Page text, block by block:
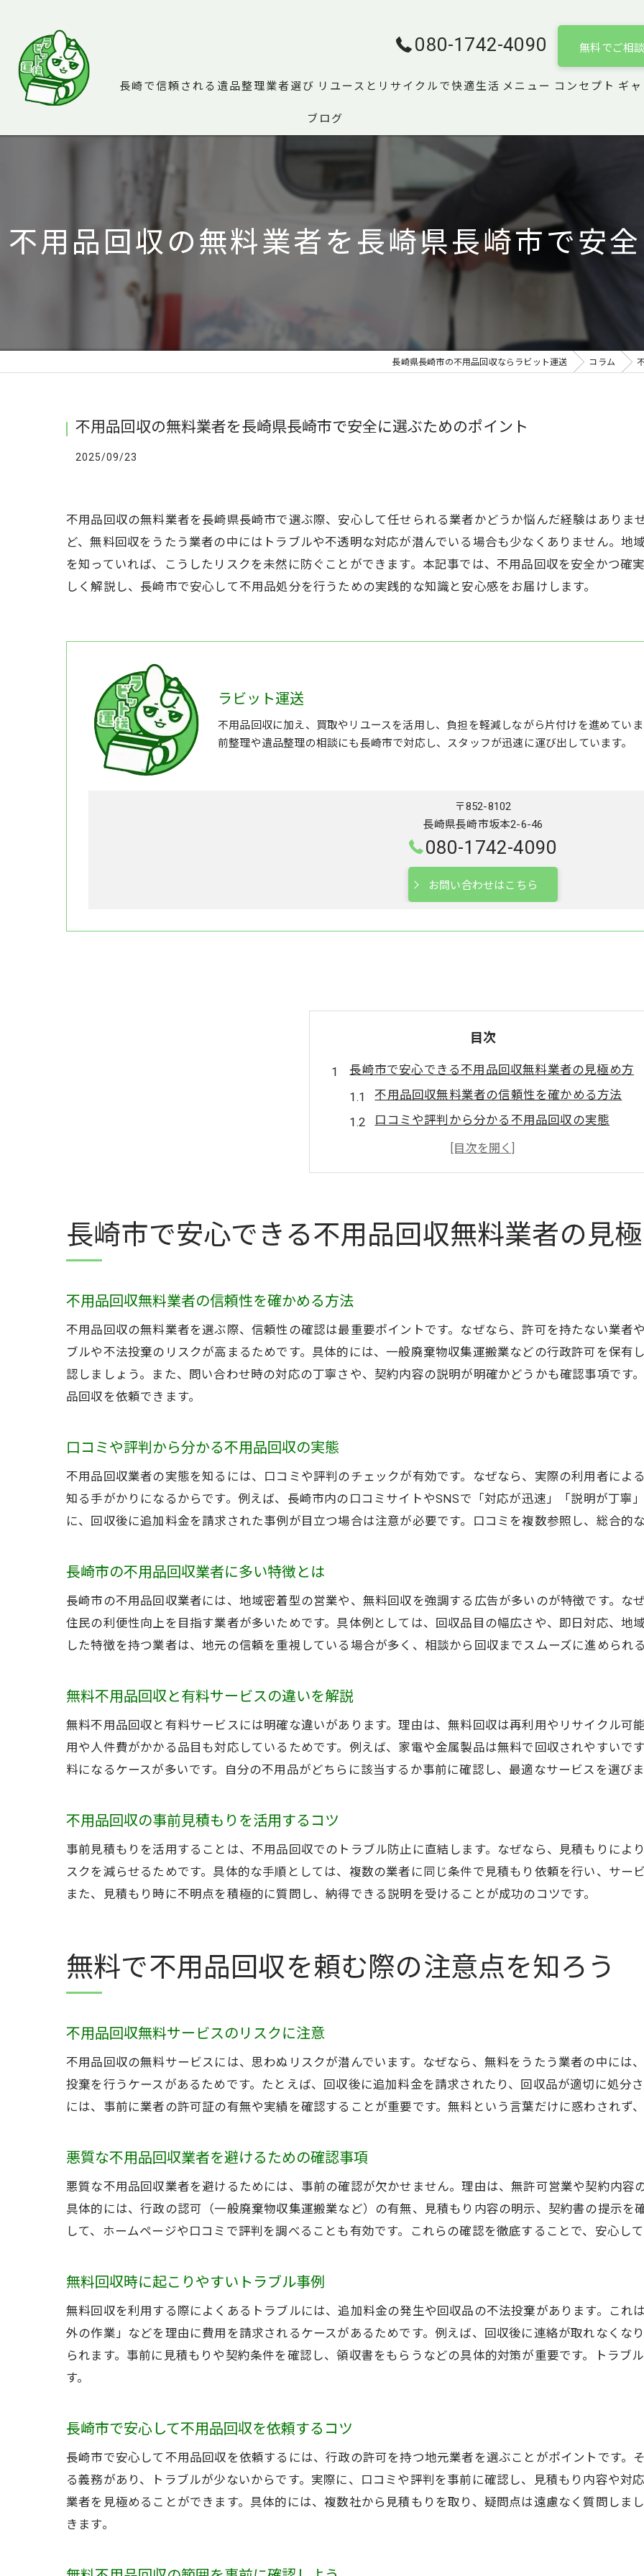
080-1742-4090 無料でご相
長崎で信頼される遺品整理業者選び リユースとリサイクルで快適生活 メニュー コンセプト ギ
ブログ
不用品回収の無料業者を長崎県長崎市で安
長崎県長崎市の不用品回収ならラビット運送 コラム
不用品回収の無料業者を長崎県長崎市で安全に選ぶためのポイント
2025/09/23
不用品回収の無料業者を長崎県長崎市で選ぶ際、安心して任せられる業者かどうか悩んだ経験はありま
ど、無料回収をうたう業者の中にはトラブルや不透明な対応が潜んでいる場合も少なくありません。地
を知っていれば、こうしたリスクを未然に防ぐことができます。本記事では、不用品回収を安全かつ確
しく解説し、長崎市で安心して不用品処分を行うための実践的な知識と安心感をお届けします。
ラビット運送
不用品回収に加え、買取やリユースを活用し、負担を軽減しながら片付けを進めてい
前整理や遺品整理の相談にも長崎市で対応し、スタッフが迅速に運び出しています。
〒852-8102
長崎県長崎市坂本2-6-46
080-1742-4090
お問い合わせはこちら
目次
長崎市で安心できる不用品回収無料業者の見極め方
不用品回収無料業者の信頼性を確かめる方法
口コミや評判から分かる不用品回収の実態
長崎市の不用品回収業者に多い特徴とは
無料不用品回収と有料サービスの違いを解説
無料で不用品回収を頼む際の注意点を知ろう
不用品回収無料サービスのリスクに注意
長崎市で安心して不用品回収を依頼するコツ
無料不用品回収の範囲を事前に確認しよう
不用品回収が無料の理由と仕組みを徹底解説
不用品回収で費用が発生する場合もある
無料業者が利益を得る理由を知ろう
安心して選びたい長崎市の不用品回収方法
回収業者選びで重視すべきポイント
持ち込みと戸別回収の違いを理解しよう
不用品回収をスムーズに進める秘訣
信頼できる不用品回収業者の特徴を知る
不用品回収業者の許可や実績を確認しよう
不用品回収前の事前相談が重要な理由
無料不用品回収で追加費用が発生するケース
不用品回収で個人情報流出に注意が必要
無料回収サービス利用時の書類確認の重要性
無料業者利用時のトラブル防止策とは
長崎市で安心できる不用品回収無料業者の見
不用品回収無料業者の信頼性を確かめる方法
不用品回収の無料業者を選ぶ際、信頼性の確認は最重要ポイントです。なぜなら、許可を持たない業者
ブルや不法投棄のリスクが高まるためです。具体的には、一般廃棄物収集運搬業などの行政許可を保有
認しましょう。また、問い合わせ時の対応の丁寧さや、契約内容の説明が明確かどうかも確認事項です
品回収を依頼できます。
口コミや評判から分かる不用品回収の実態
不用品回収業者の実態を知るには、口コミや評判のチェックが有効です。なぜなら、実際の利用者によ
知る手がかりになるからです。例えば、長崎市内の口コミサイトやSNSで「対応が迅速」「説明が丁寧
に、回収後に追加料金を請求された事例が目立つ場合は注意が必要です。口コミを複数参照し、総合的
長崎市の不用品回収業者に多い特徴とは
長崎市の不用品回収業者には、地域密着型の営業や、無料回収を強調する広告が多いのが特徴です。な
住民の利便性向上を目指す業者が多いためです。具体例としては、回収品目の幅広さや、即日対応、地
した特徴を持つ業者は、地元の信頼を重視している場合が多く、相談から回収までスムーズに進められ
無料不用品回収と有料サービスの違いを解説
無料不用品回収と有料サービスには明確な違いがあります。理由は、無料回収は再利用やリサイクル可
用や人件費がかかる品目も対応しているためです。例えば、家電や金属製品は無料で回収されやすいで
料になるケースが多いです。自分の不用品がどちらに該当するか事前に確認し、最適なサービスを選び
不用品回収の事前見積もりを活用するコツ
事前見積もりを活用することは、不用品回収でのトラブル防止に直結します。なぜなら、見積もりによ
スクを減らせるためです。具体的な手順としては、複数の業者に同じ条件で見積もり依頼を行い、サー
また、見積もり時に不明点を積極的に質問し、納得できる説明を受けることが成功のコツです。
無料で不用品回収を頼む際の注意点を知ろう
不用品回収無料サービスのリスクに注意
不用品回収の無料サービスには、思わぬリスクが潜んでいます。なぜなら、無料をうたう業者の中には
投棄を行うケースがあるためです。たとえば、回収後に追加料金を請求されたり、回収品が適切に処分
には、事前に業者の許可証の有無や実績を確認することが重要です。無料という言葉だけに惑わされず
悪質な不用品回収業者を避けるための確認事項
悪質な不用品回収業者を避けるためには、事前の確認が欠かせません。理由は、無許可営業や契約内容
具体的には、行政の認可（一般廃棄物収集運搬業など）の有無、見積もり内容の明示、契約書の提示を
して、ホームページや口コミで評判を調べることも有効です。これらの確認を徹底することで、安心し
無料回収時に起こりやすいトラブル事例
無料回収を利用する際によくあるトラブルには、追加料金の発生や回収品の不法投棄があります。これ
外の作業」などを理由に費用を請求されるケースがあるためです。例えば、回収後に連絡が取れなくな
られます。事前に見積もりや契約条件を確認し、領収書をもらうなどの具体的対策が重要です。トラブ
す。
長崎市で安心して不用品回収を依頼するコツ
長崎市で安心して不用品回収を依頼するには、行政の許可を持つ地元業者を選ぶことがポイントです。
る義務があり、トラブルが少ないからです。実際に、口コミや評判を事前に確認し、見積もり内容や対
業者を見極めることができます。具体的には、複数社から見積もりを取り、疑問点は遠慮なく質問しま
きます。